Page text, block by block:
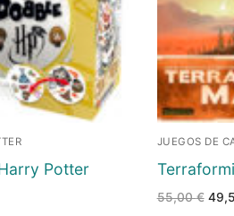
Potter
JUEGOS DE
55,00€ El